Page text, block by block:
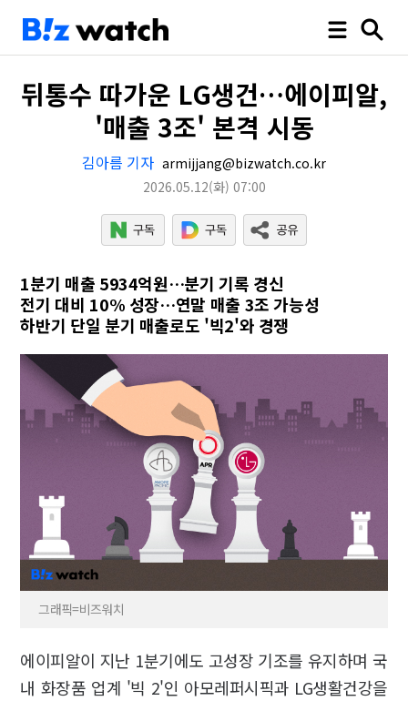
뒤통수 따가운 LG생건…에이피알,
'매출 3조' 본격 시동
김아름 기자 armijjang@bizwatch.co.kr
2026.05.12(화) 07:00
1분기 매출 5934억원…분기 기록 경신
전기 대비 10% 성장…연말 매출 3조 가능성
하반기 단일 분기 매출로도 '빅2'와 경쟁
그래픽=비즈워치
에이피알이 지난 1분기에도 고성장 기조를 유지하며 국
내 화장품 업계 '빅 2'인 아모레퍼시픽과 LG생활건강을